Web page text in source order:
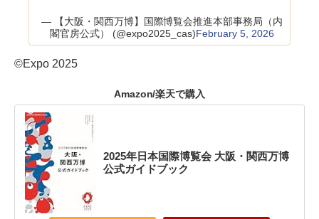
— 【大阪・関西万博】国際博覧会推進本部事務局（内
閣官房公式） (@expo2025_cas)February 5, 2026
©Expo 2025
Amazon/楽天で購入
2025年日本国際博覧会 大阪・関西万博
公式ガイドブック